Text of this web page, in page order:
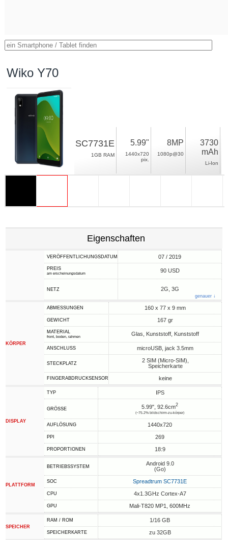
Wiko Y70
SC7731E
1GB RAM
5.99"
1440x720
pix.
8MP
1080p@30
3730
mAh
Li-Ion
Eigenschaften
VERÖFFENTLICHUNGSDATUM 07 / 2019
PREIS
am erscheinungsdatum 90 USD
NETZ 2G, 3G
genauer ↓
KÖRPER
ABMESSUNGEN 160 x 77 x 9 mm
GEWICHT 167 gr
MATERIAL
front, boden, rahmen Glas, Kunststoff, Kunststoff
ANSCHLUSS microUSB, jack 3.5mm
STECKPLATZ
2 SIM (Micro-SIM),
Speicherkarte
FINGERABDRUCKSENSOR keine
DISPLAY
TYP IPS
GRÖSSE 5.99", 92.6cm2
(~75.2% bildschirm-zu-körper)
AUFLÖSUNG 1440x720
PPI 269
PROPORTIONEN 18:9
PLATTFORM
BETRIEBSSYSTEM
Android 9.0
(Go)
SOC Spreadtrum SC7731E
CPU 4x1.3GHz Cortex-A7
GPU Mali-T820 MP1, 600MHz
SPEICHER
RAM / ROM 1/16 GB
SPEICHERKARTE zu 32GB